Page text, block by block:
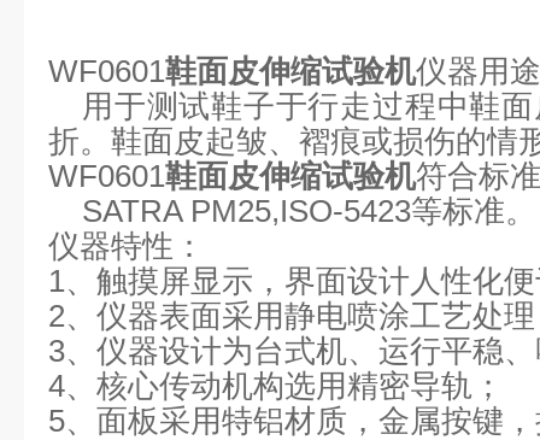
WF0601鞋面皮伸缩试验机仪器用
用于测试鞋子于行走过程中鞋
折。鞋面皮起皱、褶痕或损伤的情
WF0601鞋面皮伸缩试验机符合标
SATRA PM25,ISO-5423等标准。
仪器特性：
1、触摸屏显示，界面设计人性化
2、仪器表面采用静电喷涂工艺处
3、仪器设计为台式机、运行平稳
4、核心传动机构选用精密导轨；
5、面板采用特铝材质，金属按键